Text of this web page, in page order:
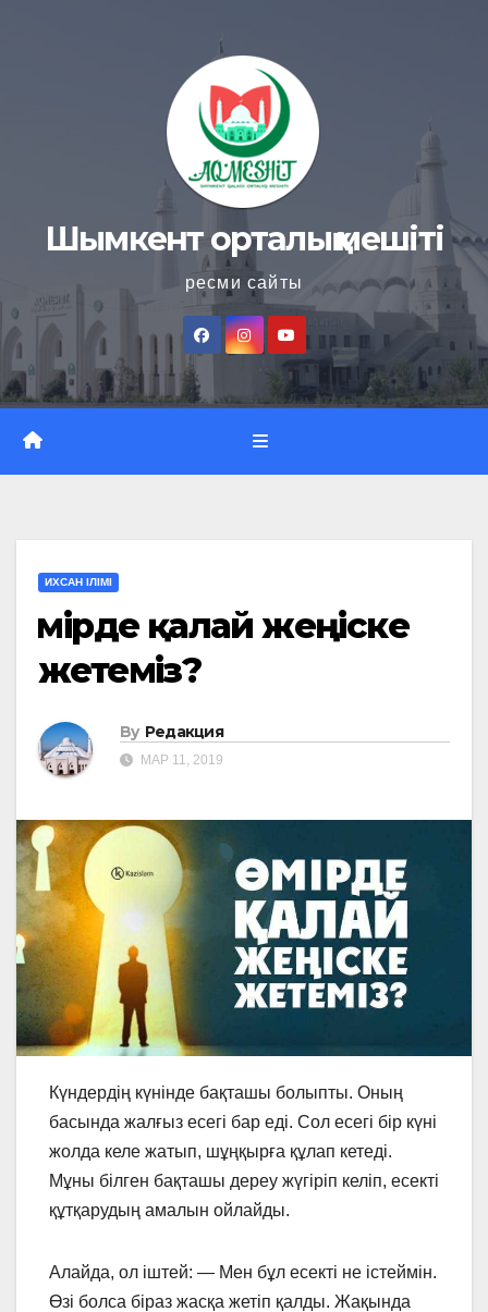
Шымкент орталық мешіті
ресми сайты
ИХСАН ІЛІМІ
Өмірде қалай жеңіске
жетеміз?
By Редакция
МАР 11, 2019
Күндердің күнінде бақташы болыпты. Оның
басында жалғыз есегі бар еді. Сол есегі бір күні
жолда келе жатып, шұңқырға құлап кетеді.
Мұны білген бақташы дереу жүгіріп келіп, есекті
құтқарудың амалын ойлайды.
Алайда, ол іштей: — Мен бұл есекті не істеймін.
Өзі болса біраз жасқа жетіп қалды. Жақында